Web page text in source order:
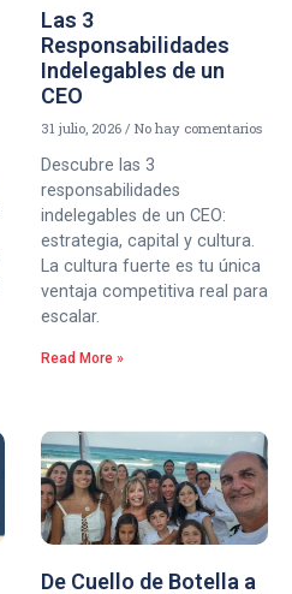
Las 3
Responsabilidades
Indelegables de un
CEO
31 julio, 2026 No hay comentarios
Descubre las 3
responsabilidades
indelegables de un CEO:
estrategia, capital y cultura.
La cultura fuerte es tu única
ventaja competitiva real para
escalar.
Read More »
De Cuello de Botella a